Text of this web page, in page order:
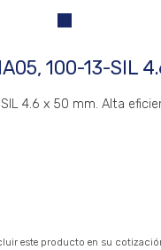
100-13-SIL
4.6 x 50 mm. Alta
este producto en su